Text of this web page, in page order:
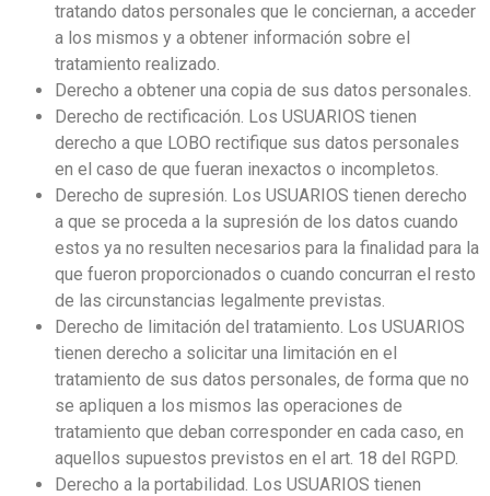
tratando datos personales que le conciernan, a acceder
a los mismos y a obtener información sobre el
tratamiento realizado.
Derecho a obtener una copia de sus datos personales.
Derecho de rectificación. Los USUARIOS tienen
derecho a que LOBO rectifique sus datos personales
en el caso de que fueran inexactos o incompletos.
Derecho de supresión. Los USUARIOS tienen derecho
a que se proceda a la supresión de los datos cuando
estos ya no resulten necesarios para la finalidad para la
que fueron proporcionados o cuando concurran el resto
de las circunstancias legalmente previstas.
Derecho de limitación del tratamiento. Los USUARIOS
tienen derecho a solicitar una limitación en el
tratamiento de sus datos personales, de forma que no
se apliquen a los mismos las operaciones de
tratamiento que deban corresponder en cada caso, en
aquellos supuestos previstos en el art. 18 del RGPD.
Derecho a la portabilidad. Los USUARIOS tienen